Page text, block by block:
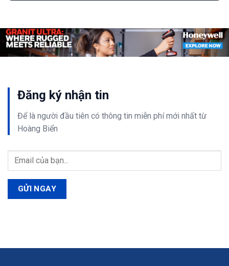
Đăng ký nhận tin
Để là người đầu tiên có thông tin miễn phímới nhất từ
Hoàng Biển